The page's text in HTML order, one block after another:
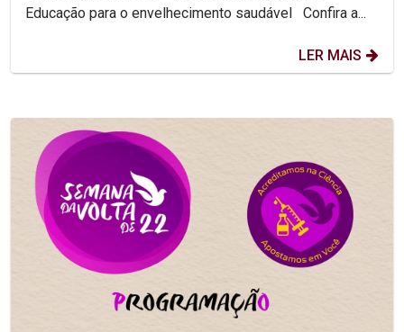
Educação para o envelhecimento saudável Confira a...
LER MAIS